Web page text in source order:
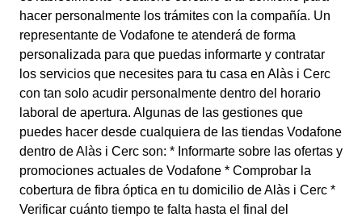
hacer personalmente los trámites con la compañía. Un
representante de Vodafone te atenderá de forma
personalizada para que puedas informarte y contratar
los servicios que necesites para tu casa en Alàs i Cerc
con tan solo acudir personalmente dentro del horario
laboral de apertura. Algunas de las gestiones que
puedes hacer desde cualquiera de las tiendas Vodafone
dentro de Alàs i Cerc son: * Informarte sobre las ofertas y
promociones actuales de Vodafone * Comprobar la
cobertura de fibra óptica en tu domicilio de Alàs i Cerc *
Verificar cuánto tiempo te falta hasta el final del